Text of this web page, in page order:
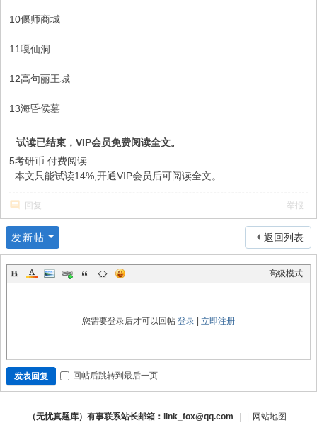
10偃师商城
11嘎仙洞
12高句丽王城
13海昏侯墓
试读已结束，VIP会员免费阅读全文。
5考研币 付费阅读
本文只能试读14%,开通VIP会员后可阅读全文。
回复 举报
返回列表
发新帖
高级模式
您需要登录后才可以回帖 登录 立即注册
发表回复 回帖后跳转到最后一页
（无忧真题库）有事联系站长邮箱：link_fox@qq.com 网站地图